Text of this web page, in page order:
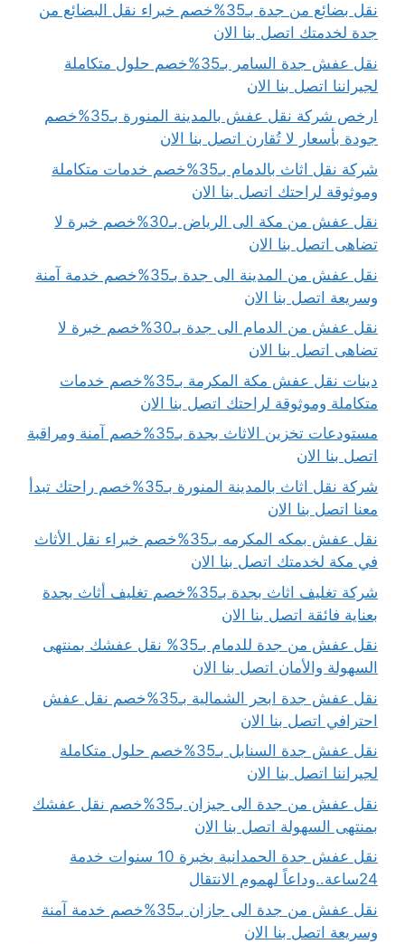
نقل بضائع من جدة بـ35%خصم خبراء نقل البضائع من
جدة لخدمتك اتصل بنا الان
نقل عفش جدة السامر بـ35%خصم حلول متكاملة
لجيراننا اتصل بنا الان
ارخص شركة نقل عفش بالمدينة المنورة بـ35%خصم
جودة بأسعار لا تُقارن اتصل بنا الان
شركة نقل اثاث بالدمام بـ35%خصم خدمات متكاملة
وموثوقة لراحتك اتصل بنا الان
نقل عفش من مكة الى الرياض بـ30%خصم خبرة لا
تضاهى اتصل بنا الان
نقل عفش من المدينة الى جدة بـ35%خصم خدمة آمنة
وسريعة اتصل بنا الان
نقل عفش من الدمام الى جدة بـ30%خصم خبرة لا
تضاهى اتصل بنا الان
دينات نقل عفش مكة المكرمة بـ35%خصم خدمات
متكاملة وموثوقة لراحتك اتصل بنا الان
مستودعات تخزين الاثاث بجدة بـ35%خصم آمنة ومراقبة
اتصل بنا الان
شركة نقل اثاث بالمدينة المنورة بـ35%خصم راحتك تبدأ
معنا اتصل بنا الان
نقل عفش بمكه المكرمه بـ35%خصم خبراء نقل الأثاث
في مكة لخدمتك اتصل بنا الان
شركة تغليف اثاث بجدة بـ35%خصم تغليف أثاث بجدة
بعناية فائقة اتصل بنا الان
نقل عفش من جدة للدمام بـ35% نقل عفشك بمنتهى
السهولة والأمان اتصل بنا الان
نقل عفش جدة ابحر الشمالية بـ35%خصم نقل عفش
احترافي اتصل بنا الان
نقل عفش جدة السنابل بـ35%خصم حلول متكاملة
لجيراننا اتصل بنا الان
نقل عفش من جدة الى جيزان بـ35%خصم نقل عفشك
بمنتهى السهولة اتصل بنا الان
نقل عفش جدة الحمدانية بخبرة 10 سنوات خدمة
24ساعة..وداعاً لهموم الانتقال
نقل عفش من جدة الى جازان بـ35%خصم خدمة آمنة
وسريعة اتصل بنا الان